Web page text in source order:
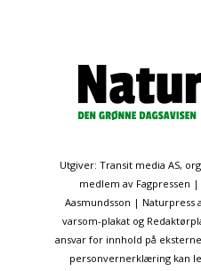
Utgiver: Transit media AS,
medlem av Fagpressen
Aasmundsson |
varsom-plakat og
ansvar for innhold på
personvernerklæring kan